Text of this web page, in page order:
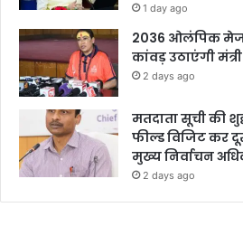
1 day ago
2036 ओलंपिक
कांवड़ उठाएंगी
2 days ago
मतदाता सूची की
फील्ड विजिट कर
मुख्य निर्वाचन
2 days ago